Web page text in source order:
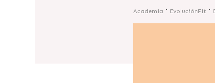
Academia EvoluciónFit